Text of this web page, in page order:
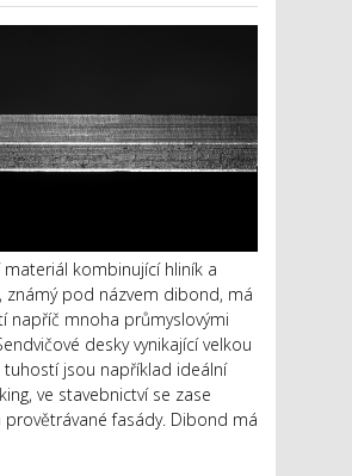
kombinující hliník a
známý pod názvem dibond, má
napříč mnoha průmyslovými
desky vynikající velkou
jsou například ideální
ve stavebnictví se zase
provětrávané fasády. Dibond má